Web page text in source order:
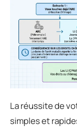
La réussite de
simples et